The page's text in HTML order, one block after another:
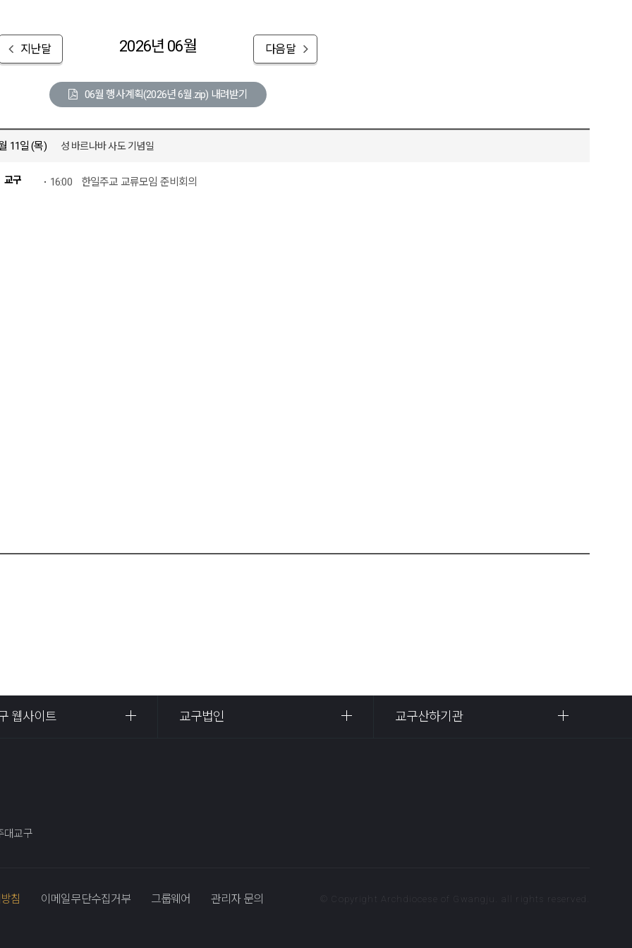
지난달 2026년 06월 다음달
06월 행사계획(2026년 6월.zip) 내려받기
11일 (목) 성 바르나바 사도 기념일
교구 16:00 한일주교 교류모임 준비회의
웹사이트 교구법인 교구산하기관
대교구
침 이메일무단수집거부 그룹웨어 관리자 문의 © Copyright Archdiocese of Gwangju. all rights reserved.